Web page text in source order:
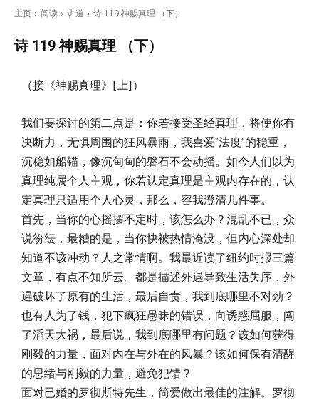
主页 阅读 讲道 诗 119 神赐真理 （下）
诗 119 神赐真理 （下）
（接《神赐真理》[上]）
我们要探讨的第二点是：你若接受圣经真理，将使你有
决断力，无惧周围的狂风暴雨，我喜爱“法度”的稳重，
沉稳如船锚，像沉甸甸的磐石不会动摇。如今人们以为
真理纯属个人主观，你若认定真理是主观内存在的，认
定真理只适用个人心灵，那么，容我澄清几件事。
首先，当你的心摇摆不定时，该怎么办？混乱不已，众
说纷纭，最糟的是，当你快被热情淹没，但内心深处却
知道不该冲动？人之常情啊。我最近读了纽约时报三篇
文章，有点不知所云。都是描述外遇导致生活失序，外
遇破坏了原有的生活，最后自责，我到底哪里不对劲？
也有人为了钱，犯下疯狂愚昧的错误，向诱惑屈服，闯
了滔天大祸，最后说，我到底哪里有问题？该如何获得
刚毅的力量，面对内在与外在的风暴？该如何保有清醒
的思绪与刚毅的力量，避免犯错？
面对已婚的罗彻斯特先生，简爱做出最佳的注解。罗彻